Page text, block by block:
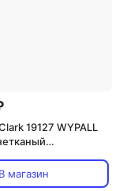
19127 WYPALL
красные)
В магазин